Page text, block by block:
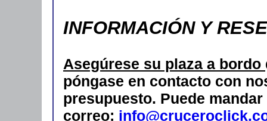
INFORMACIÓN Y
Asegúrese su plaza a bordo
póngase en contacto con
presupuesto. Puede
correo: